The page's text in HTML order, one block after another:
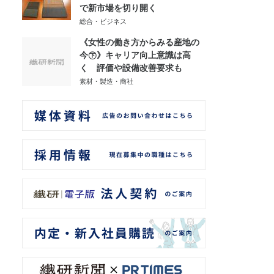
で新市場を切り開く
総合・ビジネス
《女性の働き方からみる産地の
今㊦》キャリア向上意識は高
く 評価や設備改善要求も
素材・製造・商社